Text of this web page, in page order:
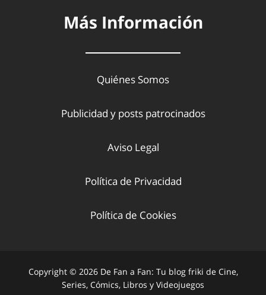
Más Información
Quiénes Somos
Publicidad y posts patrocinados
Aviso Legal
Política de Privacidad
Política de Cookies
Copyright © 2026 De Fan a Fan: Tu blog friki de Cine,
Series, Cómics, Libros y Videojuegos